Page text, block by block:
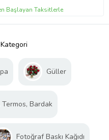
Başlayan Taksitlerle
Güller
Bardak
Fotoğraf Baskı Kağıdı